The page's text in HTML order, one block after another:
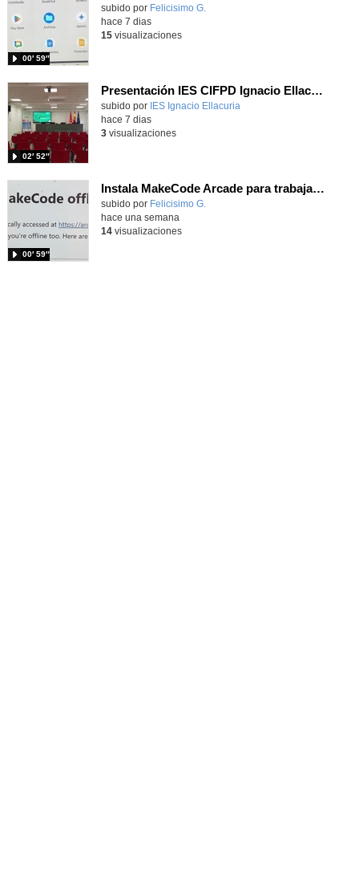
Contenido educativo.
subido por Felicisimo G.
00′ 59″
hace 7 dias
15visualizaciones
Presentación IES CIFPD Ignacio Ellacuría
Contenido educativo.
subido por IES Ignacio Ellacuria
02′ 52″
hace 7 dias
3visualizaciones
Instala MakeCode Arcade para trabajar offline en tu tablet, ordenador, Chromebook
Contenido educativo.
subido por Felicisimo G.
00′ 59″
hace una semana
14visualizaciones